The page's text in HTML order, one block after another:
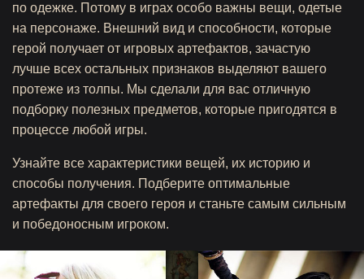
по одежке. Потому в играх особо важны вещи, одетые
на персонаже. Внешний вид и способности, которые
герой получает от игровых артефактов, зачастую
лучше всех остальных признаков выделяют вашего
протеже из толпы. Мы сделали для вас отличную
подборку полезных предметов, которые пригодятся в
процессе любой игры.
Узнайте все характеристики вещей, их историю и
способы получения. Подберите оптимальные
артефакты для своего героя и станьте самым сильным
и победоносным игроком.